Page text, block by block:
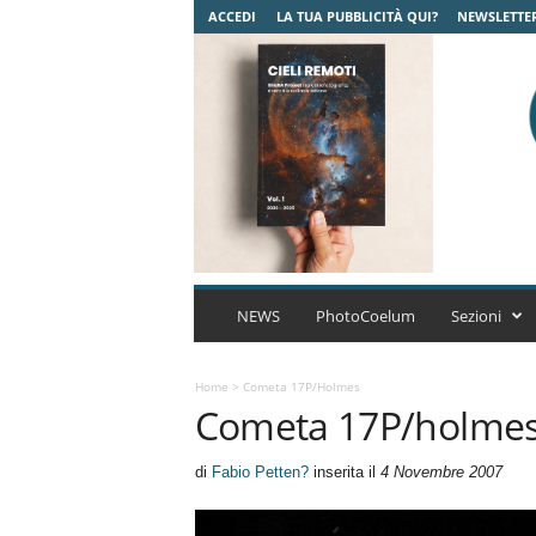
ACCEDI LA TUA PUBBLICITÀ QUI?
C
A
r
NEWS PhotoCoelum Sezioni
Home > Cometa 17P/holmes
Cometa 17P/
di Fabio Petten?inserita il 4 Novembre 2007